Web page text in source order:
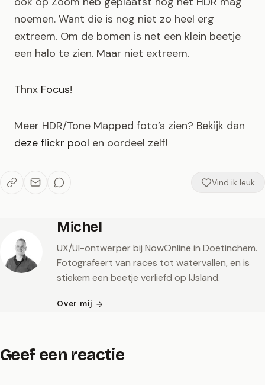
noemen. Want die is nog niet zo heel erg
extreem. Om de bomen is net een klein beetje
een halo te zien. Maar niet extreem.
Thnx Focus!
Meer HDR/Tone Mapped foto’s zien? Bekijk dan
deze flickr pool en oordeel zelf!
Vind ik leuk
Michel
UX/UI-ontwerper bij NowOnline in Doetinchem.
Fotografeert van races tot watervallen, en is
stiekem een beetje verliefd op IJsland.
Over mij
Geef een reactie